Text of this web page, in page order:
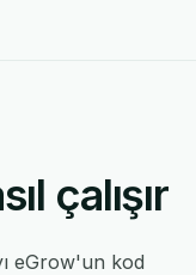
çalışır
eGrow'un kod